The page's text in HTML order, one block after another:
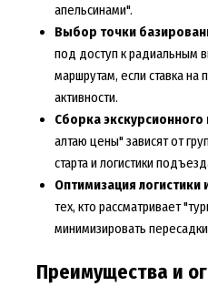
апельсинами".
Выбор точки
под доступ к радиальным
маршрутам, если ставка
активности.
Сборка экскурсионного
алтаю цены" зависят от
старта и логистики
Оптимизация логистики
тех, кто рассматривает
минимизировать
Преимущества и